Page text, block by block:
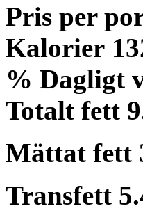
Pris per
Kalorier
% Dagligt
Totalt fett
Mättat fett
Transfett